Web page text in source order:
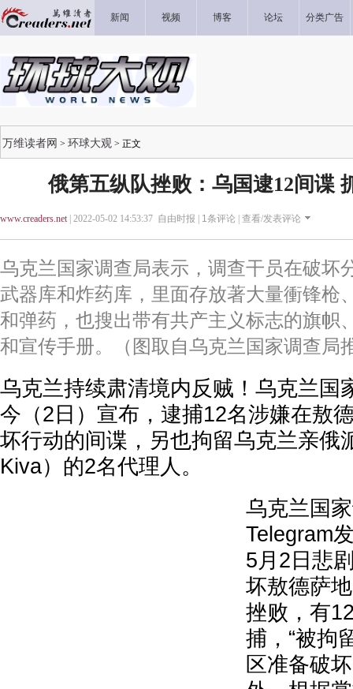
新闻 视频 博客 论坛 分类广告
万维读者网 > 环球大观 > 正文
俄第五纵队挫败：乌国逮12间谍
www.creaders.net| 2022-05-02 14:53:37 自由时报 | 1条评论 | 查看/发表评论
乌克兰国家调查局表示，调查干员在破坏
武器库和炸药库，里面存放著大量衝锋枪
和弹药，也搜出带有共产主义标志的旗帜
和宣传手册。（图取自乌克兰国家调查局
乌克兰持续肃清境内反贼！乌克兰国
今（2日）宣布，逮捕12名涉嫌在敖
坏行动的间谍，另也拘留乌克兰亲俄
Kiva）的2名代理人。
乌克兰国
Telegram
5月2日悲
坏敖德萨
挫败，有
捕，“被拘
区准备破